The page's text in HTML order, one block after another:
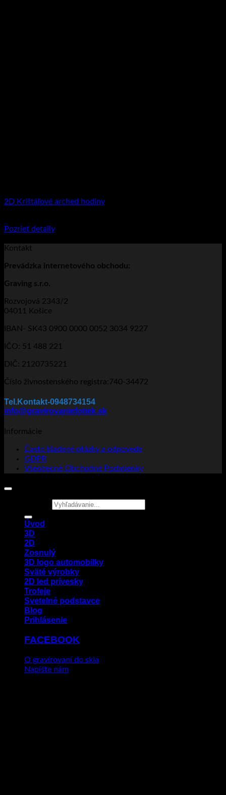
2D Krištáľové arched hodiny
Pozrieť detaily
Kontakt
Prevádzka internetového obchodu:
Graving s.r.o.
Rozvojová 2343/2
04011 Košice
IBAN- SK43 0900 0000 0052 3034 9227
IČO: 51 488 221
DIČ: 2120735221
Číslo živnostenského registra:740-34472
Tel.Kontakt-0948734154
info@gravirovaniefotiek.sk
Informácie
Často kladené otázky a odpovede
GDPR
Všeobecné Obchodné Podmienky
Úvod
3D
2D
Zosnulý
3D logo automobilky
Sväté výrobky
2D led prívesky
Trofeje
Svetelné podstavce
Blog
Prihlásenie
FACEBOOK
O gravírovaní do skla
Napíšte nám